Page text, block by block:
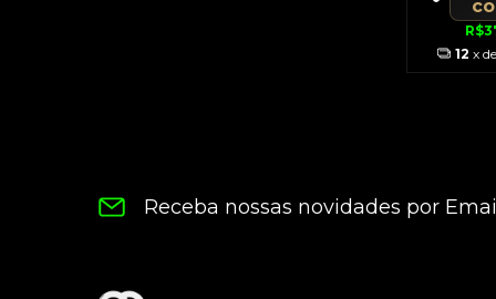
12 x de
Receba nossas novidades por Email